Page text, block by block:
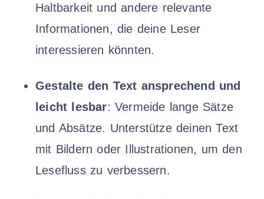
Haltbarkeit und andere relevante
Informationen, die deine Leser
interessieren könnten.
Gestalte den Text ansprechend und
leicht lesbar: Vermeide lange Sätze
und Absätze. Unterstütze deinen Text
mit Bildern oder Illustrationen, um den
Lesefluss zu verbessern.